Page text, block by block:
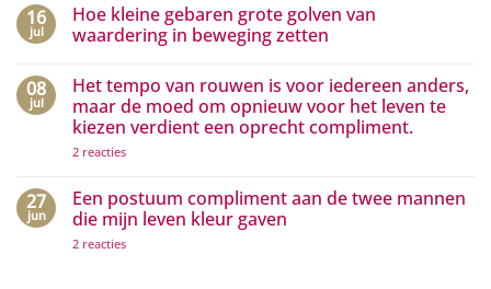
hoeft
jouw
droom
op
Complimenten
aan
het
positieve
zichtbaar
maken
16
jul
Hoe kleine gebaren grote golven van
waardering in beweging zetten
op
Hoe
kleine
gebaren
golven
in
beweging
zetten
08
jul
Het tempo van rouwen is voor iedereen anders,
maar de moed om opnieuw voor het leven te
kiezen verdient een oprecht compliment.
2 reactiesop
van
rouwen
is
voor
iedereen
27
jun
Een postuum compliment aan de twee mannen
die mijn leven kleur gaven
2 reactiesop